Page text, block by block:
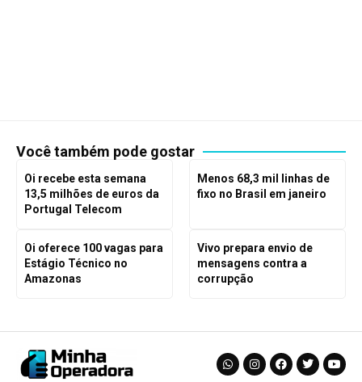
Você também pode gostar
Oi recebe esta semana
13,5 milhões de euros da
Portugal Telecom
Menos 68,3 mil linhas de
fixo no Brasil em janeiro
Oi oferece 100 vagas para
Estágio Técnico no
Amazonas
Vivo prepara envio de
mensagens contra a
corrupção